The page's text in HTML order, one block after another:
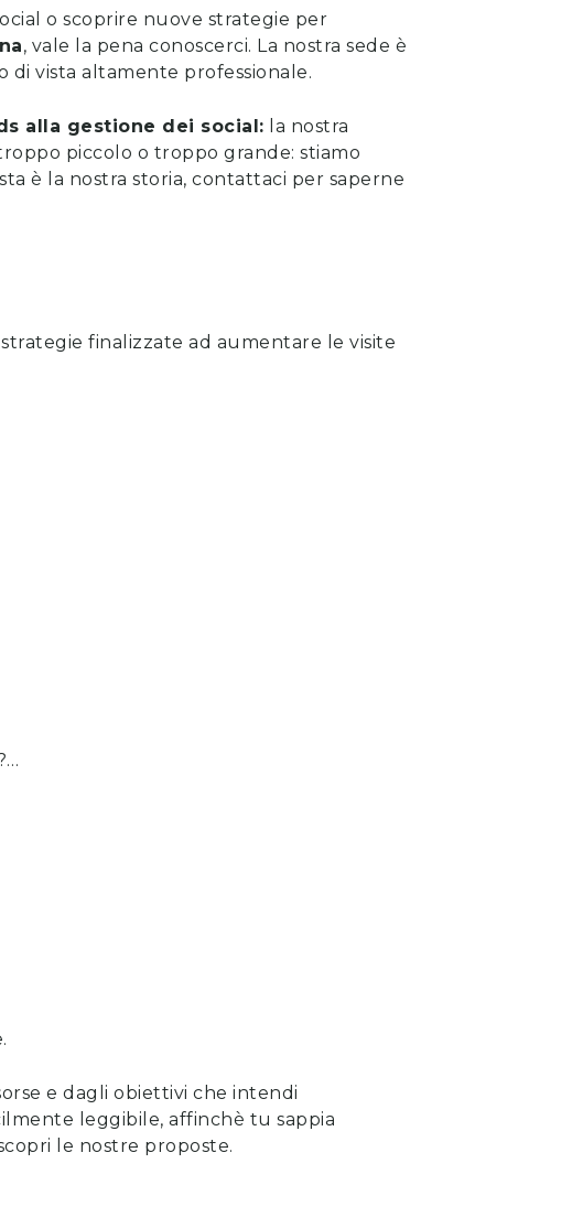
o scoprire nuove strategie per
, vale la pena conoscerci. La nostra sede è
vista altamente professionale.
alla gestione dei social: la nostra
piccolo o troppo grande: stiamo
è la nostra storia, contattaci per saperne
finalizzate ad aumentare le visite
e dagli obiettivi che intendi
leggibile, affinchè tu sappia
le nostre proposte.